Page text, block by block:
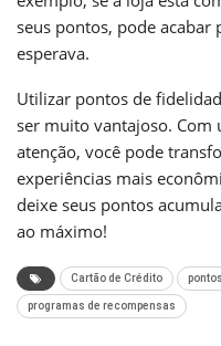
seus pontos, pode
esperava.
Utilizar pontos de
ser muito vantajoso.
atenção, você pode
experiências mais
deixe seus pontos
ao máximo!
Cartão de Crédito
programas de recompensas